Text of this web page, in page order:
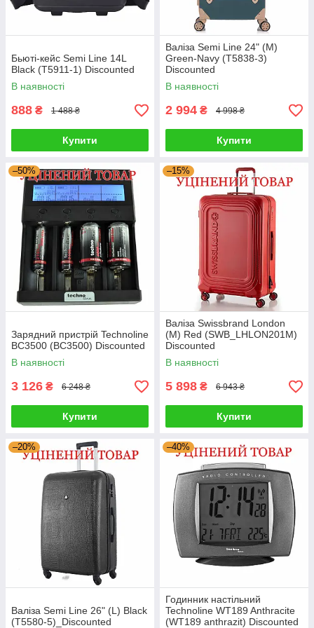
Бьюті-кейс Semi Line 14L
Black (T5911-1) Discounted
В наявності
888 ₴ 1 488 ₴
Купити
Валіза Semi Line 24" (M)
Green-Navy (T5838-3)
Discounted
В наявності
2 994 ₴ 4 998 ₴
Купити
–50%
Зарядний пристрій Technoline
BC3500 (BC3500) Discounted
В наявності
3 126 ₴ 6 248 ₴
Купити
–15%
Валіза Swissbrand London
(M) Red (SWB_LHLON201M)
Discounted
В наявності
5 898 ₴ 6 943 ₴
Купити
–20%
Валіза Semi Line 26" (L) Black
(T5580-5)_Discounted
–40%
Годинник настільний
Technoline WT189 Anthracite
(WT189 anthrazit) Discounted